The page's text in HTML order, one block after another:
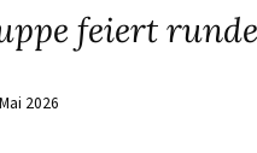
feiert
2026